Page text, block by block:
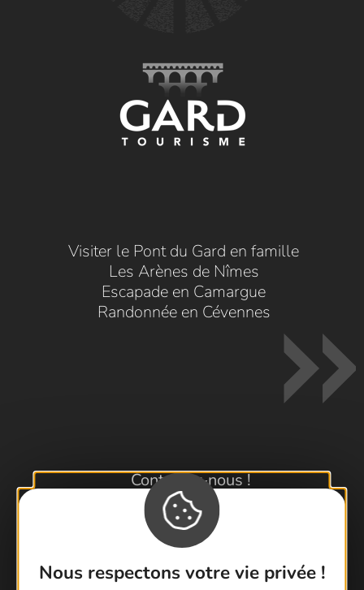
Nous respectons votre vie privée !
Visiter le Pont du Gard en famille
Les Arènes de Nîmes
Escapade en Camargue
Randonnée en Cévennes
Contactez-nous !
Foire aux questions
Brochures
Cartoguides et Topoguides
Latitude Gard